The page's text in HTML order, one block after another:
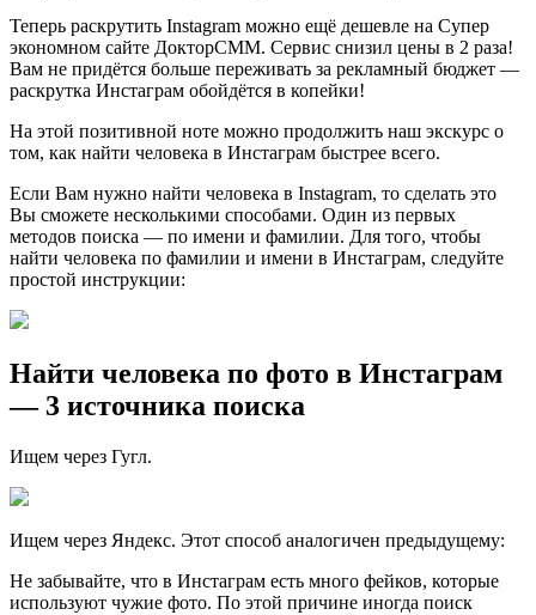
Теперь раскрутить Instagram можно ещё дешевле на Супер
экономном сайте ДокторСММ. Сервис снизил цены в 2 раза!
Вам не придётся больше переживать за рекламный бюджет —
раскрутка Инстаграм обойдётся в копейки!
На этой позитивной ноте можно продолжить наш экскурс о
том, как найти человека в Инстаграм быстрее всего.
Если Вам нужно найти человека в Instagram, то сделать это
Вы сможете несколькими способами. Один из первых
методов поиска — по имени и фамилии. Для того, чтобы
найти человека по фамилии и имени в Инстаграм, следуйте
простой инструкции:
Найти человека по фото в Инстаграм
— 3 источника поиска
Ищем через Гугл.
Ищем через Яндекс. Этот способ аналогичен предыдущему:
Не забывайте, что в Инстаграм есть много фейков, которые
используют чужие фото. По этой причине иногда поиск